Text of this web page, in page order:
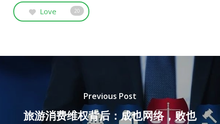
Love 20
Previous Post
旅游消费维权背后：成也网络，败也